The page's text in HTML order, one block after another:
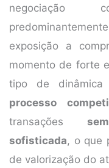
negociação
exposição a
momento de forte
tipo de
processo
transações
sofisticada, o que
de valorização do